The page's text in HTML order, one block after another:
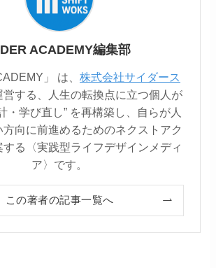
ACADEMY編集部
」 は、 株式会社サイダース
営する、人生の転換点に立つ個人が
・学び直し” を再構築し、自らが人
向に前進めるためのネクストアク
する〈実践型ライフデザインメディ
ア〉です。
この著者の記事一覧へ